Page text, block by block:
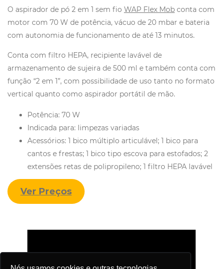
O aspirador de pó 2 em 1 sem fio WAP Flex Mob conta com
motor com 70 W de potência, vácuo de 20 mbar e bateria
com autonomia de funcionamento de até 13 minutos.
Conta com filtro HEPA, recipiente lavável de
armazenamento de sujeira de 500 ml e também conta com
função “2 em 1”, com possibilidade de uso tanto no formato
vertical quanto como aspirador portátil de mão.
Potência: 70 W
Indicada para: limpezas variadas
Acessórios: 1 bico múltiplo articulável; 1 bico para
cantos e frestas; 1 bico tipo escova para estofados; 2
extensões retas de polipropileno; 1 filtro HEPA lavável
Ver Preços